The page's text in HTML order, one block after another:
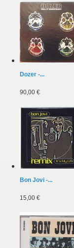
Dozer -...
90,00 €
Bon Jovi -...
15,00 €